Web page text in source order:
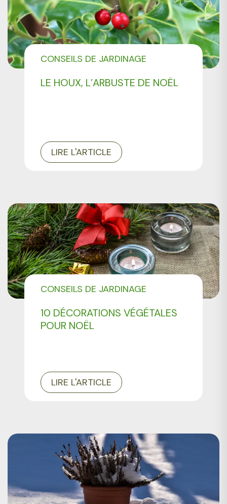
LE HOUX, L’ARBUSTE DE NOËL
CONSEILS DE JARDINAGE
LIRE L'ARTICLE
10 DÉCORATIONS VÉGÉTALES
POUR NOËL
CONSEILS DE JARDINAGE
LIRE L'ARTICLE